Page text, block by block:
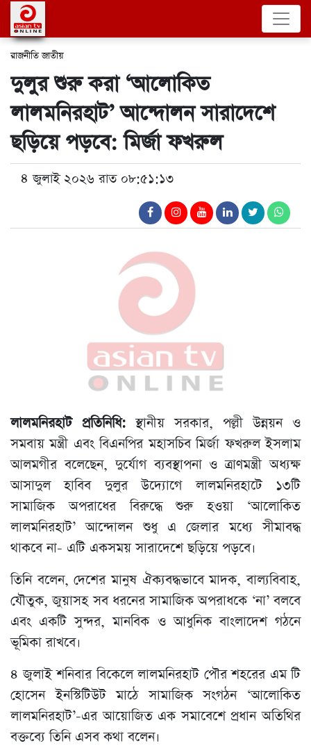
রাজনীতি জাতীয়
দুলুর শুরু করা ‘আলোকিত
লালমনিরহাট’ আন্দোলন সারাদেশে
ছড়িয়ে পড়বে: মির্জা ফখরুল
৪ জুলাই ২০২৬ রাত ০৮:৫১:১৩
লালমনিরহাট প্রতিনিধি: স্থানীয় সরকার, পল্লী উন্নয়ন ও
সমবায় মন্ত্রী এবং বিএনপির মহাসচিব মির্জা ফখরুল ইসলাম
আলমগীর বলেছেন, দুর্যোগ ব্যবস্থাপনা ও ত্রাণমন্ত্রী অধ্যক্ষ
আসাদুল হাবিব দুলুর উদ্যোগে লালমনিরহাটে ১৩টি
সামাজিক অপরাধের বিরুদ্ধে শুরু হওয়া ‘আলোকিত
লালমনিরহাট’ আন্দোলন শুধু এ জেলার মধ্যে সীমাবদ্ধ
থাকবে না- এটি একসময় সারাদেশে ছড়িয়ে পড়বে।
তিনি বলেন, দেশের মানুষ ঐক্যবদ্ধভাবে মাদক, বাল্যবিবাহ,
যৌতুক, জুয়াসহ সব ধরনের সামাজিক অপরাধকে ‘না’ বলবে
এবং একটি সুন্দর, মানবিক ও আধুনিক বাংলাদেশ গঠনে
ভূমিকা রাখবে।
৪ জুলাই শনিবার বিকেলে লালমনিরহাট পৌর শহরের এম টি
হোসেন ইনস্টিটিউট মাঠে সামাজিক সংগঠন ‘আলোকিত
লালমনিরহাট’-এর আয়োজিত এক সমাবেশে প্রধান অতিথির
বক্তব্যে তিনি এসব কথা বলেন।